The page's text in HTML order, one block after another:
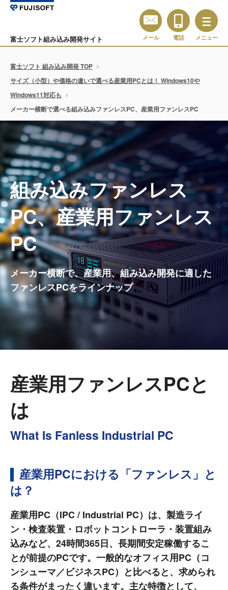
富士ソフト組み込み開発サイト メール 電話 メニュー
富士ソフト 組み込み開発 TOP
サイズ（小型）や価格の違いで選べる産業用PCとは！ Windows10や
Windows11対応も
メーカー横断で選べる組み込みファンレスPC、産業用ファンレスPC
組み込みファンレス
PC、産業用ファンレス
PC
メーカー横断で、産業用、組み込み開発に適した
ファンレスPCをラインナップ
産業用ファンレスPCと
は
What Is Fanless Industrial PC
産業用PCにおける「ファンレス」と
は？
産業用PC（IPC / Industrial PC）は、製造ライ
ン・検査装置・ロボットコントローラ・装置組み
込みなど、24時間365日、長期間安定稼働するこ
とが前提のPCです。一般的なオフィス用PC（コ
ンシューマ／ビジネスPC）と比べると、求められ
る条件がまったく違います。主な特徴として、